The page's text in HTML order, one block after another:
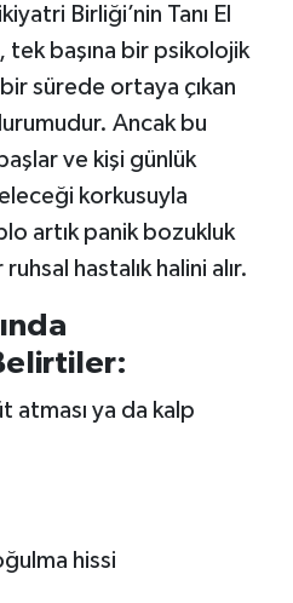
Birliği’nin Tanı El
tek başına bir psikolojik
sürede ortaya çıkan
Ancak bu
ve kişi günlük
korkusuyla
artık panik bozukluk
hastalık halini alır.
atması ya da kalp
hissi